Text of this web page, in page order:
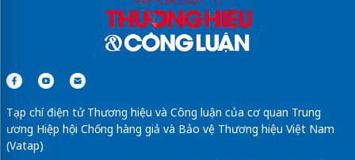
Tạp chí điện tử Thương hiệu và Công luận của cơ quan Trung
ương Hiệp hội Chống hàng giả và Bảo vệ Thương hiệu Việt Nam
(Vatap)